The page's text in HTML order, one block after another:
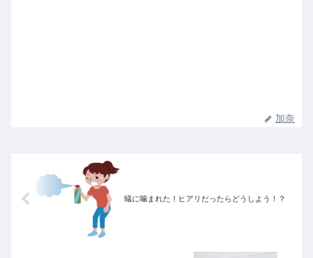
加奈
蟻に噛まれた！ヒアリだったらどうしよう！？